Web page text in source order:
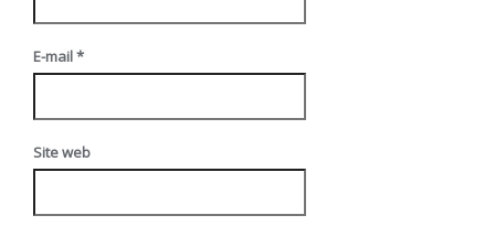
E-mail*
Site web